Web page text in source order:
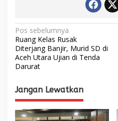
N
a
v
g
a
s
Pos sebelumnya
Ruang Kelas Rusak
Diterjang Banjir, Murid SD di
Aceh Utara Ujian di Tenda
Darurat
Jangan Lewatkan